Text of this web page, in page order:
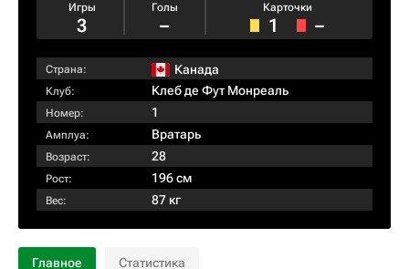
Игры
3
Голы
–
Карточки
1 –
Страна: Канада
Клуб: Клеб де Фут Монреаль
Номер: 1
Амплуа: Вратарь
Возраст: 28
Рост: 196 см
Вес: 87 кг
Главное Статистика